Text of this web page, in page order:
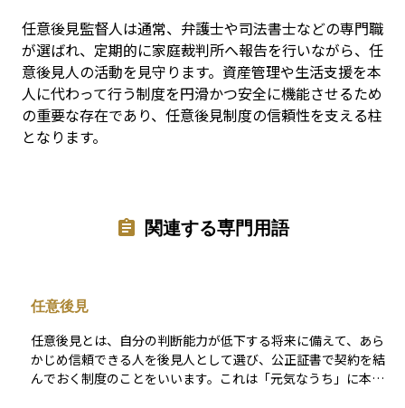
任意後見監督人は通常、弁護士や司法書士などの専門職
が選ばれ、定期的に家庭裁判所へ報告を行いながら、任
意後見人の活動を見守ります。資産管理や生活支援を本
人に代わって行う制度を円滑かつ安全に機能させるため
の重要な存在であり、任意後見制度の信頼性を支える柱
となります。
関連する専門用語
任意後見
任意後見とは、自分の判断能力が低下する将来に備えて、あら
かじめ信頼できる人を後見人として選び、公正証書で契約を結
んでおく制度のことをいいます。これは「元気なうち」に本人